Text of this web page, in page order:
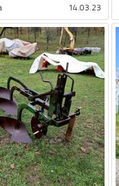
14.03.23